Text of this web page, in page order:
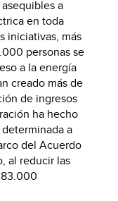
a
en toda
iniciativas, más
personas se
a la energía
creado más de
de ingresos
ha hecho
a
del Acuerdo
al reducir las